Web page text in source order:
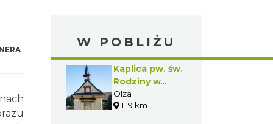
W POBLIŻU
Kaplica pw. św.
Rodziny w
Olzie
Olza
1.19 km